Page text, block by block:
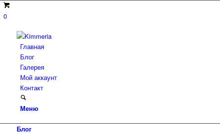
0
Главная
Блог
Галерея
Мой аккаунт
Контакт
Меню
Блог